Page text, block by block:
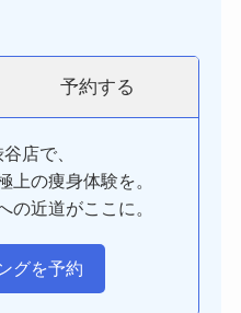
予約する
店で、
上の痩身体験を。
の近道がここに。
グを予約